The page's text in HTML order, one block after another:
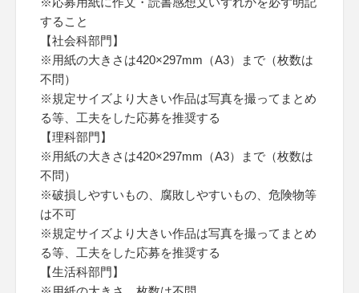
すること
【社会科部門】
※用紙の大きさは420×297mm（A3）まで（枚数は
不問）
※規定サイズより大きい作品は写真を撮ってまとめ
る等、工夫をした応募を推奨する
【理科部門】
※用紙の大きさは420×297mm（A3）まで（枚数は
不問）
※破損しやすいもの、腐敗しやすいもの、危険物等
は不可
※規定サイズより大きい作品は写真を撮ってまとめ
る等、工夫をした応募を推奨する
【生活科部門】